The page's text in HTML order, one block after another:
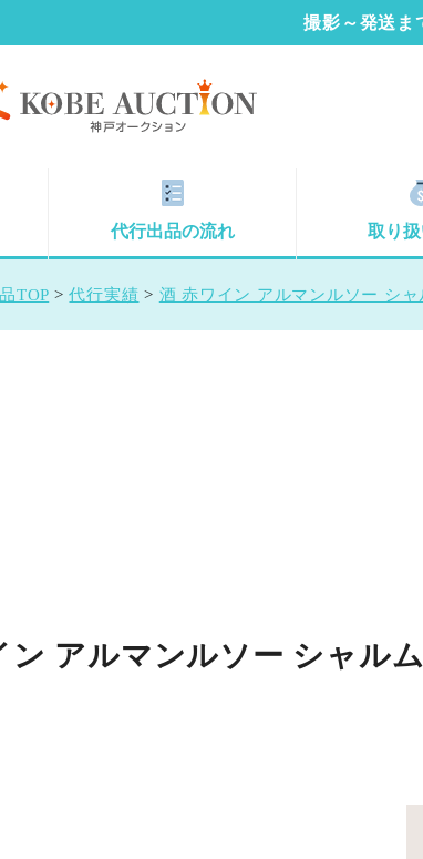
撮影～発送ま
代行出品の流れ 取り
TOP >代行実績 > 酒 赤ワイン アルマンルソー シ
ン アルマンルソー シャル